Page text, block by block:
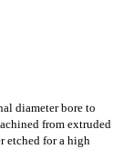
diameter bore to
from extruded
etched for a high